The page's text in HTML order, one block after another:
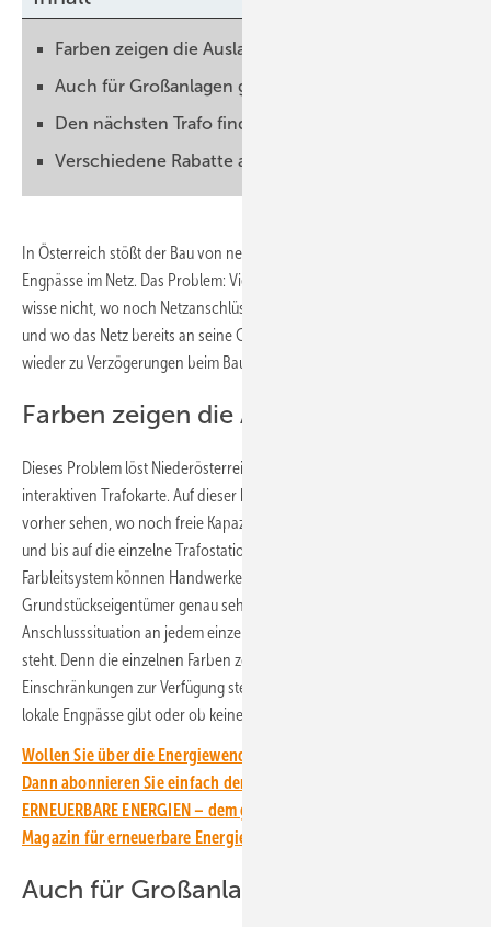
Farben zeigen die Auslastung an
Auch für Großanlagen geeignet
Den nächsten Trafo finden
Verschiedene Rabatte auf Netzgebühren
In Österreich stößt der Bau von neuen Solaranlagen immer wieder auf
Engpässe im Netz. Das Problem: Viele Projektierer und Handwerker
wisse nicht, wo noch Netzanschlüsse und Netzkapazitäten frei sind
und wo das Netz bereits an seine Grenzen stößt. Dies führt immer
wieder zu Verzögerungen beim Bau neuer Sonnengeneratoren.
Farben zeigen die Auslastung an
Dieses Problem löst Niederösterreich Netz (Netz NÖ) jetzt mit einer
interaktiven Trafokarte. Auf dieser können Handwerker und Planer
vorher sehen, wo noch freie Kapazitäten im Netz sind – tagesaktuell
und bis auf die einzelne Trafostation heruntergebrochen. Über ein
Farbleitsystem können Handwerker und Planer, aber auch Haus- und
Grundstückseigentümer genau sehen, wie es um die
Anschlusssituation an jedem einzelnen Trafo in Niederösterreich
steht. Denn die einzelnen Farben zeigen an, ob freie Anschlüsse ohne
Einschränkungen zur Verfügung stehen, ob es schon regionale oder
lokale Engpässe gibt oder ob keine Netzanschlüsse mehr frei sind.
Wollen Sie über die Energiewende auf dem Laufenden bleiben?
Dann abonnieren Sie einfach den kostenlosen Newsletter von
ERNEUERBARE ENERGIEN – dem größten verbandsunabhängigen
Magazin für erneuerbare Energien in Deutschland!
Auch für Großanlagen geeignet